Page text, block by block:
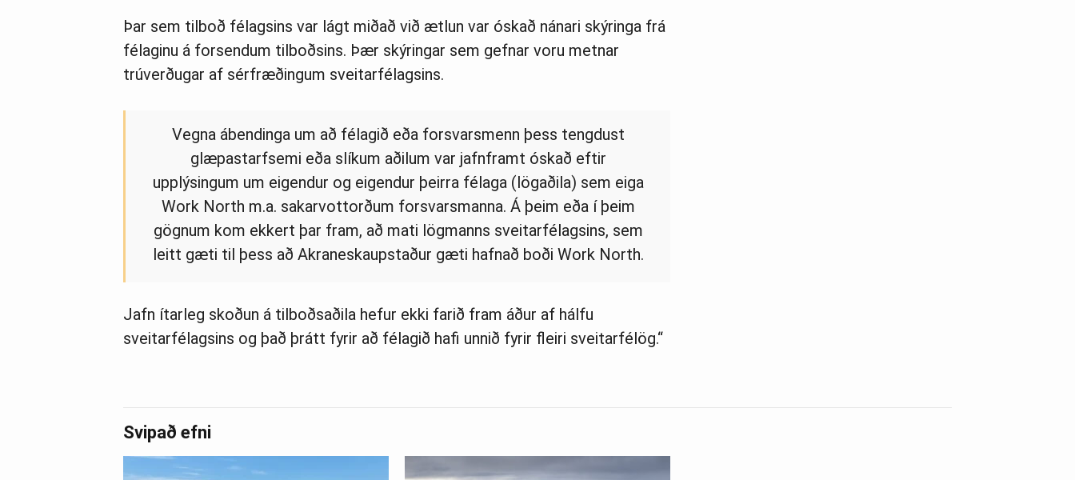
Þar sem tilboð félagsins var lágt miðað við ætlun var óskað nánari skýringa frá
félaginu á forsendum tilboðsins. Þær skýringar sem gefnar voru metnar
trúverðugar af sérfræðingum sveitarfélagsins.
Vegna ábendinga um að félagið eða forsvarsmenn þess tengdust
glæpastarfsemi eða slíkum aðilum var jafnframt óskað eftir
upplýsingum um eigendur og eigendur þeirra félaga (lögaðila) sem eiga
Work North m.a. sakarvottorðum forsvarsmanna. Á þeim eða í þeim
gögnum kom ekkert þar fram, að mati lögmanns sveitarfélagsins, sem
leitt gæti til þess að Akraneskaupstaður gæti hafnað boði Work North.
Jafn ítarleg skoðun á tilboðsaðila hefur ekki farið fram áður af hálfu
sveitarfélagsins og það þrátt fyrir að félagið hafi unnið fyrir fleiri sveitarfélög.“
Svipað efni